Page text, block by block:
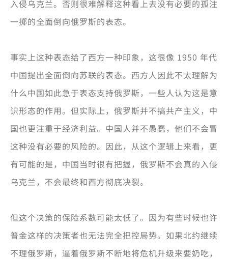
入侵乌克兰。否则很难解释这种看上去没有必要的孤注
一掷的全面倒向俄罗斯的表态。
事实上这种表态给了西方一种印象，这很像 1950 年代
中国提出全面倒向苏联的表态。西方人因此不太理解为
什么中国如此急于表态支持俄罗斯，一些人认为这是意
识形态的作用。但实际上，俄罗斯并不搞共产主义，中
国也更注重于经济利益。中国人并不愚蠢，他们不会冒
这种没有必要的风险的。因此，从这个逻辑上来看，更
有可能的是，中国当时很有把握，俄罗斯不会真的入侵
乌克兰，不会最终和西方彻底决裂。
但这个决策的保险系数可能太低了。因为有些时候也许
普金这样的决策者也无法完全把控局势。如果北约继续
不理俄罗斯，逼着俄罗斯不断地将危机升级来要奶吃，